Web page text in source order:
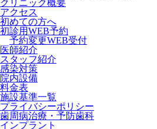
クリニック概要
アクセス
初めての方へ
初診用WEB予約
予約変更WEB受付
医師紹介
スタッフ紹介
感染対策
院内設備
料金表
施設基準一覧
プライバシーポリシー
歯周病治療・予防歯科
インプラント